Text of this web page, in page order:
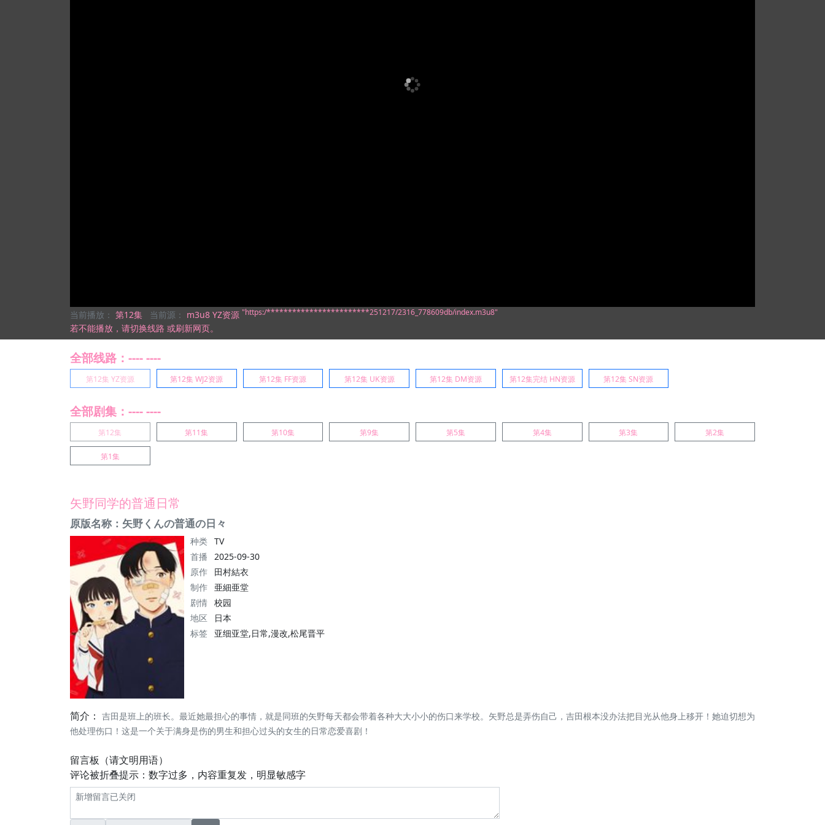
当前播放： 第12集 当前源： m3u8 YZ资源 "https:/************************251217/2316_778609db/index.m3u8"
若不能播放， 请切换线路 或刷新网页。
全部线路：---- ----
第12集 YZ资源 第12集 WJ2资源 第12集 FF资源 第12集 UK资源 第12集 DM资源 第12集完结 HN资源 第12集 SN资源
全部剧集：---- ----
第12集 第11集 第10集 第9集 第5集 第4集 第3集 第2集
第1集
矢野同学的普通日常
原版名称：矢野くんの普通の日々
种类 TV
首播
2025-09-30
原作
田村結衣
制作
亜細亜堂
剧情 校园
地区
日本
标签
亚细亚堂,日常,漫改,松尾晋平
简介： 吉田是班上的班长。最近她最担心的事情，就是同班的矢野每天都会带着各种大大小小的伤口来学校。矢野总是弄伤自己，吉田根本没办法把目光从他身上移开！她迫切想为
他处理伤口！这是一个关于满身是伤的男生和担心过头的女生的日常恋爱喜剧！
留言板（请文明用语）
评论被折叠提示：数字过多，内容重复发，明显敏感字